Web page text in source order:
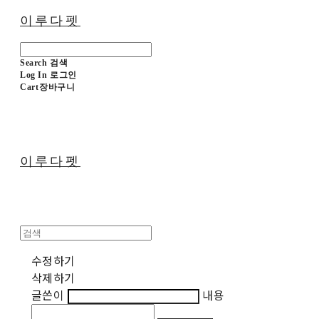
이루다펫
Search 검색
Log In 로그인
Cart장바구니
이루다펫
수정하기
삭제하기
글쓴이
내용